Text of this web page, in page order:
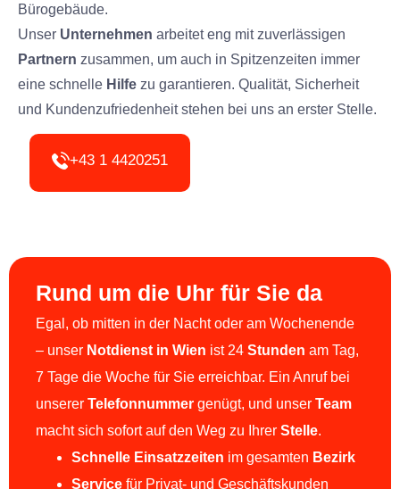
Bürogebäude.
Unser Unternehmen arbeitet eng mit zuverlässigen
Partnern zusammen, um auch in Spitzenzeiten immer
eine schnelle Hilfe zu garantieren. Qualität, Sicherheit
und Kundenzufriedenheit stehen bei uns an erster Stelle.
+43 1 4420251
Rund um die Uhr für Sie da
Egal, ob mitten in der Nacht oder am Wochenende
– unser Notdienst in Wien ist 24 Stunden am Tag,
7 Tage die Woche für Sie erreichbar. Ein Anruf bei
unserer Telefonnummer genügt, und unser Team
macht sich sofort auf den Weg zu Ihrer Stelle.
Schnelle Einsatzzeiten im gesamten Bezirk
Service für Privat- und Geschäftskunden